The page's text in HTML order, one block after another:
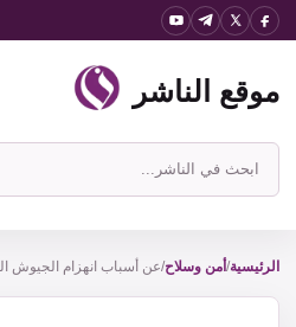
انتقل
المحتوى
موقع الناشر
ابحث
في
الناشر
الرئيسية/ أمن وسلاح/عن أسباب انهزام الجيوش